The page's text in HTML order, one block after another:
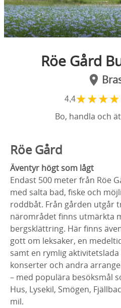
Röe Gård
4,4★★★★
Bo, handla och
Röe Gård
Äventyr högt som lågt
Endast 500 meter från Röe
med salta bad, fiske och
roddbåt. Från gården utgår
närområdet finns utmärkta
bergsklättring. Här finns
gott om leksaker, en
samt en rymlig
konserter och andra
– med populära besöksmål
Hus, Lysekil, Smögen,
mil.